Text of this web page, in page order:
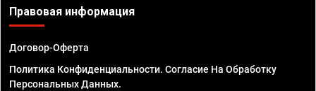
Правовая информация
Договор-Оферта
Политика Конфиденциальности. Согласие На Обработку
Персональных Данных.